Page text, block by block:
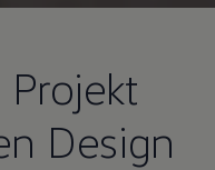
Design